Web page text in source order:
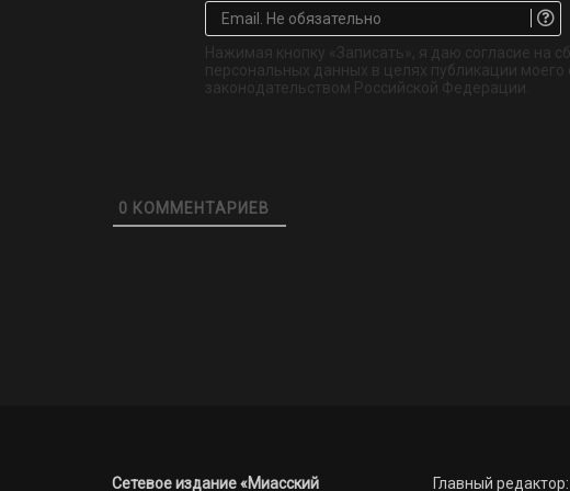
Нажимая кнопку «Записать», я даю согласие на
персональных данных в целях публикации моего
законодательством Российской Федерации.
0 КОММЕНТАРИЕВ
Сетевое издание «Миасский Главный